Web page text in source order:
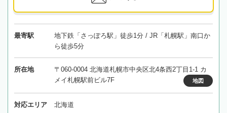
最寄駅
地下鉄「さっぽろ駅」徒歩1分 / JR「札幌駅」南口か
ら徒歩5分
所在地
〒060-0004 北海道札幌市中央区北4条西2丁目1-1 カ
メイ札幌駅前ビル7F
地図
対応エリア 北海道